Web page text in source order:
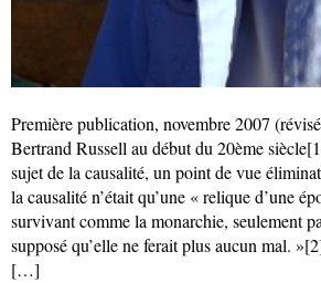
Première publication, novembre 2007
Bertrand Russell au début du 20ème
sujet de la causalité, un point de vue
la causalité n’était qu’une « relique d’une
survivant comme la monarchie, seulement
supposé qu’elle ne ferait plus aucun mal.
[…]